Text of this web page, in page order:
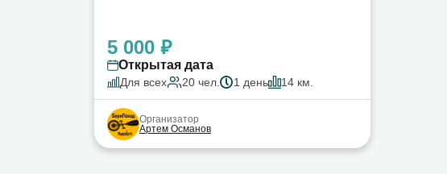
5 000 ₽
Открытая дата
Для всех 20 чел. 1 день 14 км.
Организатор
Артем Османов